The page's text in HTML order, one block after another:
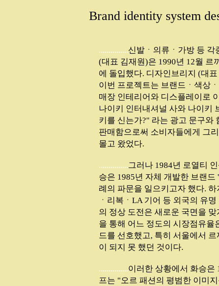
Brand identity system
...............신발ㆍ의류ㆍ가방 등 각
(대표 김재원)은 1990년 12월 르
에 돌입했다. 디자인브리지 (대
이번 프로젝트는 브랜드ㆍ색상
매장 인테리어와 디스플레이로
나이키 인터내셔널 사와 나이키
키를 신는가?" 라는 광고 문구와
판매함으로써 소비자들에게 그
몰고 왔었다.
...............그러나 1984년 로열티
승은 1985년 자체 개발한 브랜
례의 파문을 일으키고자 했다.
ㆍ리복ㆍLA 기어 등 외국의 유
의 정상 도전은 새로운 국면을
을 통해 어느 정도의 시장점유
드를 선호했고, 특히 서울에서
이 되지 못 했던 것이다.
...............이러한 상황에서 화승은
프는 "오르 패션의 평범한 이미